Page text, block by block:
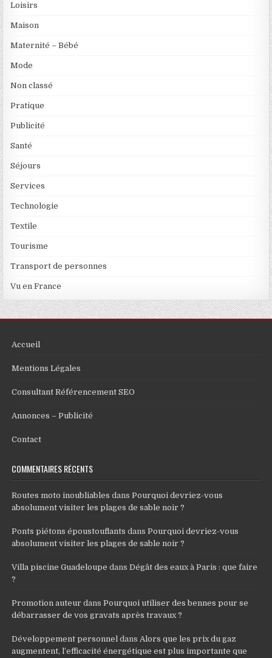
Loisirs
Maison
Maternité – Bébé
Mode
Non classé
Pratique
Publicité
Santé
Séjours
Services
Technologie
Textile
Tourisme
Transport de personnes
Vu en France
Accueil
Mentions Légales
Consultant Référencement SEO
Annonces – Publicité
Contact
COMMENTAIRES RÉCENTS
Routes moto inoubliables dansPourquoi devriez-vous
absolument visiter les plages de sable noir ?
Ponts piétons époustouflants dansPourquoi devriez-vous
absolument visiter les plages de sable noir ?
Villa piscine Guadeloupe dansDégât des eaux à Paris : que faire
?
Promotion auteur dansPourquoi utiliser des bennes pour se
débarrasser de vos gravats après travaux ?
Développement personnel dansAlors que les prix du gaz
augmentent, l’efficacité énergétique est plus importante que